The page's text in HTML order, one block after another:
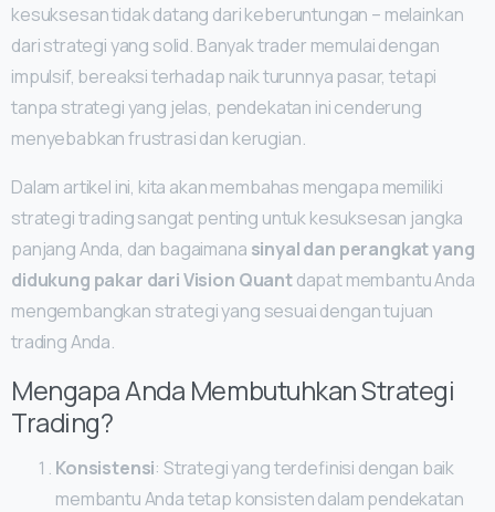
kesuksesan tidak datang dari keberuntungan – melainkan
dari strategi yang solid. Banyak trader memulai dengan
impulsif, bereaksi terhadap naik turunnya pasar, tetapi
tanpa strategi yang jelas, pendekatan ini cenderung
menyebabkan frustrasi dan kerugian.
Dalam artikel ini, kita akan membahas mengapa memiliki
strategi trading sangat penting untuk kesuksesan jangka
panjang Anda, dan bagaimana sinyal dan perangkat yang
didukung pakar dari Vision Quantdapat membantu Anda
mengembangkan strategi yang sesuai dengan tujuan
trading Anda.
Mengapa Anda Membutuhkan Strategi
Trading?
Konsistensi: Strategi yang terdefinisi dengan baik
membantu Anda tetap konsisten dalam pendekatan